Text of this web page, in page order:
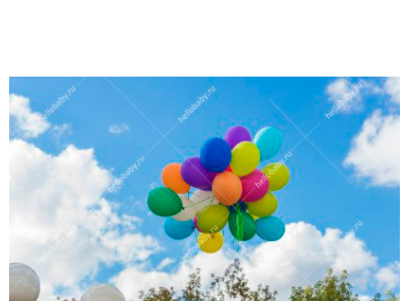
(работает только если на устройстве установлен указанный
мессенджер)
Ваше имя:*
Имя мужа:*
Его телефон:*
Подтверждаю свое согласие на обработку персональных
данных в соответствииПолитикой конфиденциальности